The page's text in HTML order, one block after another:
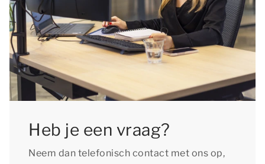
Heb je een vraag?
Neem dan telefonisch contact met ons op,